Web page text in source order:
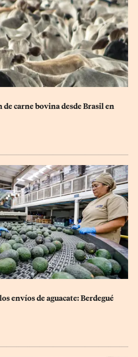
de carne bovina desde Brasil en
envíos de aguacate: Berdegué